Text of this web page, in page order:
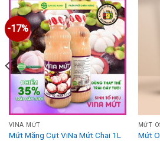
-17%
VINA MỨT
Mứt Măng Cụt ViNa Mứt Chai 1L
MỨT
Mứt